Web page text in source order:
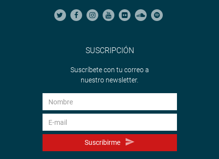
SUSCRIPCIÓN
Suscríbete con tu correo a
nuestro newsletter.
Suscribirme